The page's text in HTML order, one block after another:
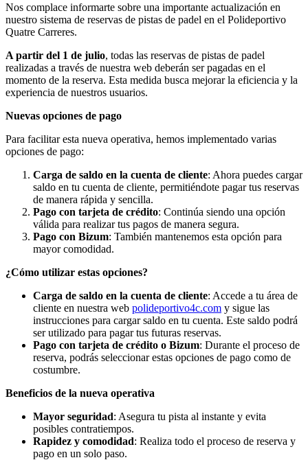
Nos complace informarte sobre una importante actualización en
nuestro sistema de reservas de pistas de padel en el Polideportivo
Quatre Carreres.
A partir del 1 de julio, todas las reservas de pistas de padel
realizadas a través de nuestra web deberán ser pagadas en el
momento de la reserva. Esta medida busca mejorar la eficiencia y la
experiencia de nuestros usuarios.
Nuevas opciones de pago
Para facilitar esta nueva operativa, hemos implementado varias
opciones de pago:
Carga de saldo en la cuenta de cliente: Ahora puedes cargar
saldo en tu cuenta de cliente, permitiéndote pagar tus reservas
de manera rápida y sencilla.
Pago con tarjeta de crédito: Continúa siendo una opción
válida para realizar tus pagos de manera segura.
Pago con Bizum: También mantenemos esta opción para
mayor comodidad.
¿Cómo utilizar estas opciones?
Carga de saldo en la cuenta de cliente: Accede a tu área de
cliente en nuestra web polideportivo4c.com y sigue las
instrucciones para cargar saldo en tu cuenta. Este saldo podrá
ser utilizado para pagar tus futuras reservas.
Pago con tarjeta de crédito o Bizum: Durante el proceso de
reserva, podrás seleccionar estas opciones de pago como de
costumbre.
Beneficios de la nueva operativa
Mayor seguridad: Asegura tu pista al instante y evita
posibles contratiempos.
Rapidez y comodidad: Realiza todo el proceso de reserva y
pago en un solo paso.